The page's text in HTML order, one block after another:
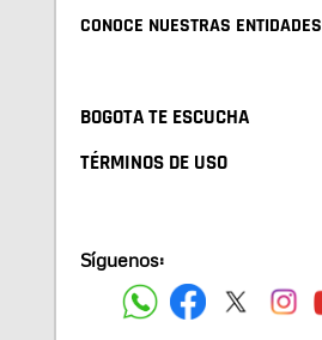
CONOCE NUESTRAS ENTIDADES
BOGOTA TE ESCUCHA
TÉRMINOS DE USO
Síguenos: